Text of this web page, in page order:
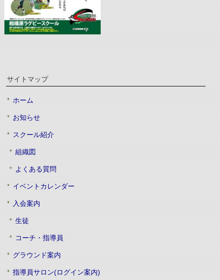
サイトマップ
ホーム
お知らせ
スクール紹介
組織図
よくある質問
イベントカレンダー
入会案内
生徒
コーチ・指導員
グラウンド案内
指導員サロン(ログイン案内)